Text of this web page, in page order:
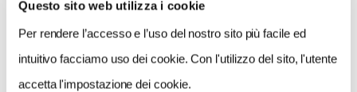
Questo sito web utilizza i cookie
Per rendere l’accesso e l’uso del nostro sito più facile ed
intuitivo facciamo uso dei cookie. Con l'utilizzo del sito, l'utente
accetta l'impostazione dei cookie.
Seychelles
OFFERTA RISERVATA AGLI ISCRITTI TCI